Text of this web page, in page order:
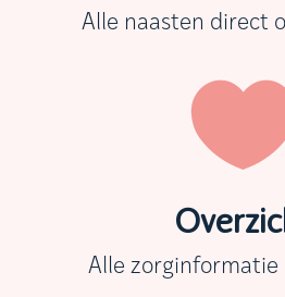
Alle naasten direct
Alle zorginformatie